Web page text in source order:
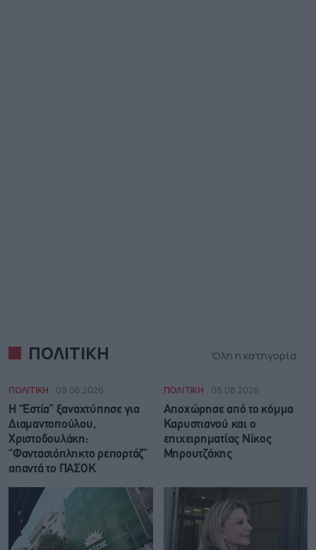
ΠΟΛΙΤΙΚΗ Όλη η κατηγορία
ΠΟΛΙΤΙΚΗ 09.08.2026
Η “Εστία” ξαναχτύπησε για
Διαμαντοπούλου,
Χριστοδουλάκη:
“Φαντασιόπληκτο ρεπορτάζ”
απαντά το ΠΑΣΟΚ
ΠΟΛΙΤΙΚΗ 08.08.2026
Αποχώρησε από το κόμμα
Καρυστιανού και ο
επιχειρηματίας Νίκος
Μπρουτζάκης